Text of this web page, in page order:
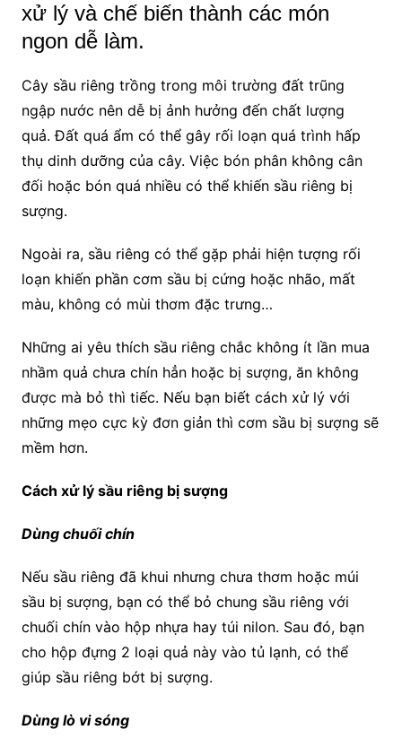
xử lý và chế biến thành các món
ngon dễ làm.
Cây sầu riêng trồng trong môi trường đất trũng
ngập nước nên dễ bị ảnh hưởng đến chất lượng
quả. Đất quá ẩm có thể gây rối loạn quá trình hấp
thụ dinh dưỡng của cây. Việc bón phân không cân
đối hoặc bón quá nhiều có thể khiến sầu riêng bị
sượng.
Ngoài ra, sầu riêng có thể gặp phải hiện tượng rối
loạn khiến phần cơm sầu bị cứng hoặc nhão, mất
màu, không có mùi thơm đặc trưng…
Những ai yêu thích sầu riêng chắc không ít lần mua
nhầm quả chưa chín hẳn hoặc bị sượng, ăn không
được mà bỏ thì tiếc. Nếu bạn biết cách xử lý với
những mẹo cực kỳ đơn giản thì cơm sầu bị sượng sẽ
mềm hơn.
Cách xử lý sầu riêng bị sượng
Dùng chuối chín
Nếu sầu riêng đã khui nhưng chưa thơm hoặc múi
sầu bị sượng, bạn có thể bỏ chung sầu riêng với
chuối chín vào hộp nhựa hay túi nilon. Sau đó, bạn
cho hộp đựng 2 loại quả này vào tủ lạnh, có thể
giúp sầu riêng bớt bị sượng.
Dùng lò vi sóng